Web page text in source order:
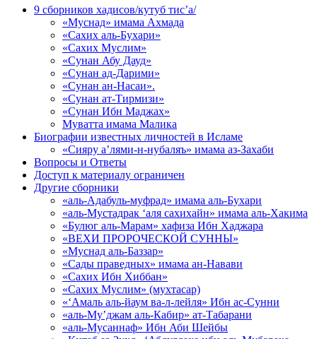
9 сборников хадисов/кутуб тис’а/
«Муснад» имама Ахмада
«Сахих аль-Бухари»
«Сахих Муслим»
«Сунан Абу Дауд»
«Сунан ад-Дарими»
«Сунан ан-Насаи».
«Сунан ат-Тирмизи»
«Сунан Ибн Маджах»
Муватта имама Малика
Биографии известных личностей в Исламе
«Сияру а’лями-н-нубаляъ» имама аз-Захаби
Вопросы и Ответы
Доступ к материалу ограничен
Другие сборники
«аль-Адабуль-муфрад» имама аль-Бухари
«аль-Мустадрак ‘аля сахихайн» имама аль-Хакима
«Булюг аль-Марам» хафиза Ибн Хаджара
«ВЕХИ ПРОРОЧЕСКОЙ СУННЫ»
«Муснад аль-Баззар»
«Сады праведных» имама ан-Навави
«Сахих Ибн Хиббан»
«Сахих Муслим» (мухтасар)
«‘Амаль аль-йаум ва-л-лейля» Ибн ас-Сунни
«аль-Му’джам аль-Кабир» ат-Табарани
«аль-Мусаннаф» Ибн Аби Шейбы